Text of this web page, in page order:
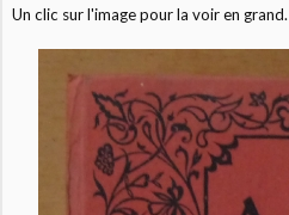
Un clic sur l'image pour la voir en grand.